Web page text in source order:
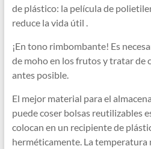
de plástico: la película de
reduce la vida útil .
¡En tono rimbombante! Es
de moho en los frutos y tratar de
antes posible.
El mejor material para el
puede coser bolsas reutilizables
colocan en un recipiente de
herméticamente. La temperatura